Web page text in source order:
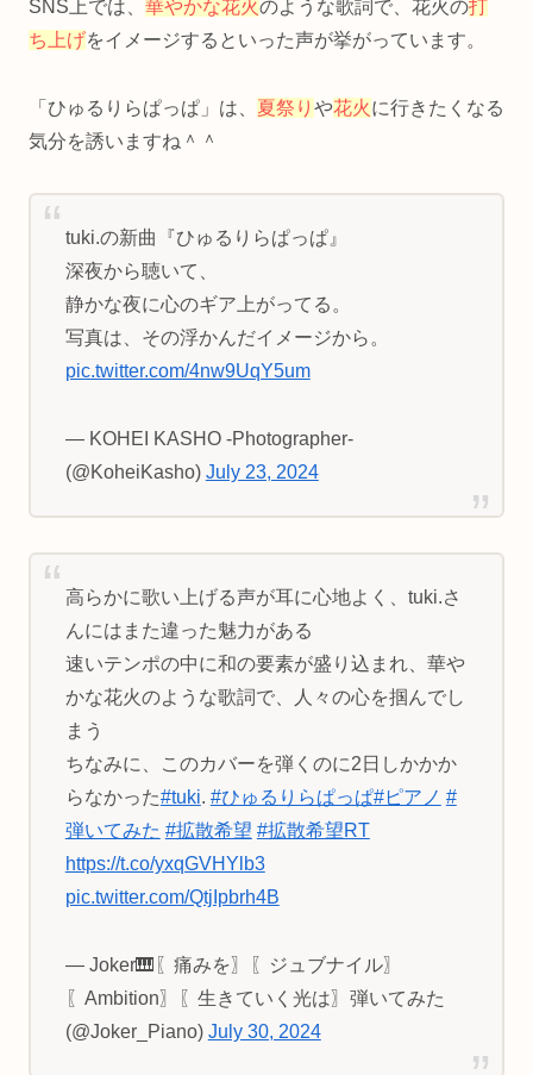
SNS上では、 華やかな花火のような歌詞で、花火の打
ち上げをイメージするといった声が挙がっています。
「ひゅるりらぱっぱ」は、 夏祭り や花火に行きたくなる
気分を誘いますね＾＾
tuki.の新曲『ひゅるりらぱっぱ』
深夜から聴いて、
静かな夜に心のギア上がってる。
写真は、その浮かんだイメージから。
pic.twitter.com/4nw9UqY5um
— KOHEI KASHO -Photographer-
(@KoheiKasho) July 23, 2024
高らかに歌い上げる声が耳に心地よく、tuki.さ
んにはまた違った魅力がある
速いテンポの中に和の要素が盛り込まれ、華や
かな花火のような歌詞で、人々の心を掴んでし
まう
ちなみに、このカバーを弾くのに2日しかかか
らなかった#tuki. #ひゅるりらぱっぱ#ピアノ #
弾いてみた #拡散希望 #拡散希望RT
https://t.co/yxqGVHYlb3
pic.twitter.com/QtjIpbrh4B
— Joker🎹〖痛みを〗〖ジュブナイル〗
〖Ambition〗〖生きていく光は〗弾いてみた
(@Joker_Piano) July 30, 2024